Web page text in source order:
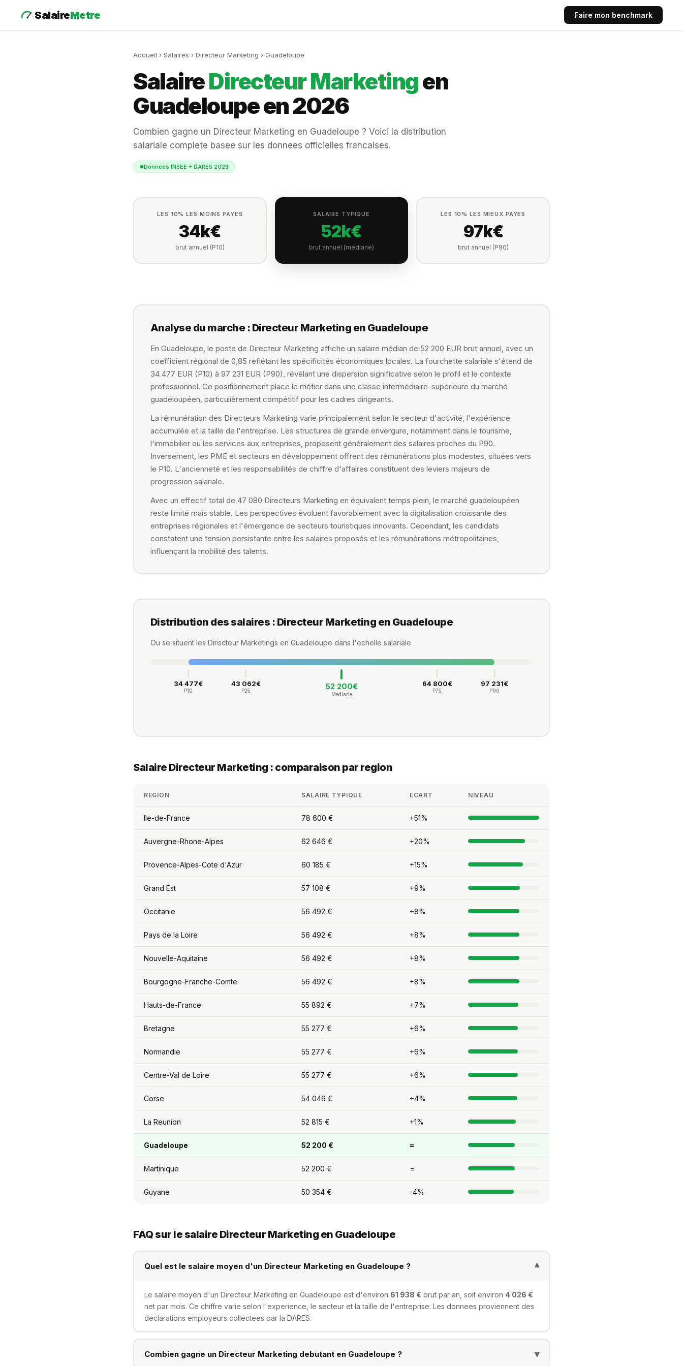
SalaireMetre Faire mon benchmark
Accueil › Salaires › Directeur Marketing › Guadeloupe
SalaireDirecteur Marketingen
Guadeloupe en 2026
Combien gagne un Directeur Marketing en Guadeloupe ? Voici la distribution
salariale complete basee sur les donnees officielles francaises.
Donnees INSEE + DARES 2023
LES 10% LES MOINS PAYES
34k€
brut annuel (P10)
SALAIRE TYPIQUE
52k€
brut annuel (mediane)
LES 10% LES MIEUX PAYES
97k€
brut annuel (P90)
Analyse du marche : Directeur Marketing en Guadeloupe
En Guadeloupe, le poste de Directeur Marketing affiche un salaire médian de 52 200 EUR brut annuel, avec un
coefficient régional de 0,85 reflétant les spécificités économiques locales. La fourchette salariale s'étend de
34 477 EUR (P10) à 97 231 EUR (P90), révélant une dispersion significative selon le profil et le contexte
professionnel. Ce positionnement place le métier dans une classe intermédiaire-supérieure du marché
guadeloupéen, particulièrement compétitif pour les cadres dirigeants.
La rémunération des Directeurs Marketing varie principalement selon le secteur d'activité, l'expérience
accumulée et la taille de l'entreprise. Les structures de grande envergure, notamment dans le tourisme,
l'immobilier ou les services aux entreprises, proposent généralement des salaires proches du P90.
Inversement, les PME et secteurs en développement offrent des rémunérations plus modestes, situées vers
le P10. L'ancienneté et les responsabilités de chiffre d'affaires constituent des leviers majeurs de
progression salariale.
Avec un effectif total de 47 080 Directeurs Marketing en équivalent temps plein, le marché guadeloupéen
reste limité mais stable. Les perspectives évoluent favorablement avec la digitalisation croissante des
entreprises régionales et l'émergence de secteurs touristiques innovants. Cependant, les candidats
constatent une tension persistante entre les salaires proposés et les rémunérations métropolitaines,
influençant la mobilité des talents.
Distribution des salaires : Directeur Marketing en Guadeloupe
Ou se situent les Directeur Marketings en Guadeloupe dans l'echelle salariale
34 477€
P10
43 062€
P25 52 200€
Mediane
64 800€
P75
97 231€
P90
Salaire Directeur Marketing : comparaison par region
REGION SALAIRE TYPIQUE ECART NIVEAU
Ile-de-France 78 600 € +51%
Auvergne-Rhone-Alpes 62 646 € +20%
Provence-Alpes-Cote d'Azur 60 185 € +15%
Grand Est 57 108 € +9%
Occitanie 56 492 € +8%
Pays de la Loire 56 492 € +8%
Nouvelle-Aquitaine 56 492 € +8%
Bourgogne-Franche-Comte 56 492 € +8%
Hauts-de-France 55 892 € +7%
Bretagne 55 277 € +6%
Normandie 55 277 € +6%
Centre-Val de Loire 55 277 € +6%
Corse 54 046 € +4%
La Reunion 52 815 € +1%
Guadeloupe 52 200 € =
Martinique 52 200 € =
Guyane 50 354 € -4%
FAQ sur le salaire Directeur Marketing en Guadeloupe
Quel est le salaire moyen d'un Directeur Marketing en Guadeloupe ? ▾
Le salaire moyen d'un Directeur Marketing en Guadeloupe est d'environ 61 938 € brut par an, soit environ 4 026 €
net par mois. Ce chiffre varie selon l'experience, le secteur et la taille de l'entreprise. Les donnees proviennent des
declarations employeurs collectees par la DARES.
Combien gagne un Directeur Marketing debutant en Guadeloupe ? ▾